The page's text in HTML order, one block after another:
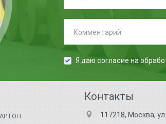
Я даю согласие на
Контакты
117218, Москва,